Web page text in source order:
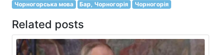
Чорногорська мова
Бар, Чорногорія Чорногорія
Related posts